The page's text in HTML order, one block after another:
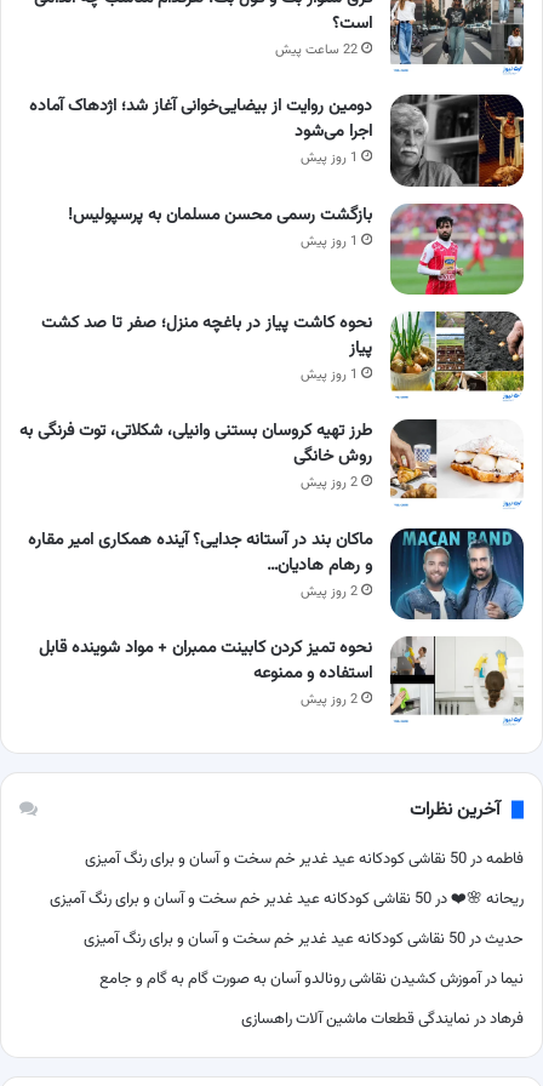
است؟
22 ساعت پیش
دومین روایت از بیضایی‌خوانی آغاز شد؛ اژدهاک آماده
اجرا می‌شود
1 روز پیش
بازگشت رسمی محسن مسلمان به پرسپولیس!
1 روز پیش
نحوه کاشت پیاز در باغچه منزل؛ صفر تا صد کشت
پیاز
1 روز پیش
طرز تهیه کروسان بستنی وانیلی، شکلاتی، توت فرنگی به
روش خانگی
2 روز پیش
ماکان بند در آستانه جدایی؟ آینده همکاری امیر مقاره
و رهام هادیان…
2 روز پیش
نحوه تمیز کردن کابینت ممبران + مواد شوینده قابل
استفاده و ممنوعه
2 روز پیش
آخرین نظرات
فاطمهدر 50 نقاشی کودکانه عید غدیر خم سخت و آسان و برای رنگ آمیزی
ریحانه 🌸❤️در 50 نقاشی کودکانه عید غدیر خم سخت و آسان و برای رنگ آمیزی
حدیثدر 50 نقاشی کودکانه عید غدیر خم سخت و آسان و برای رنگ آمیزی
نیما درآموزش کشیدن نقاشی رونالدو آسان به صورت گام به گام و جامع
فرهاددر نمایندگی قطعات ماشین آلات راهسازی